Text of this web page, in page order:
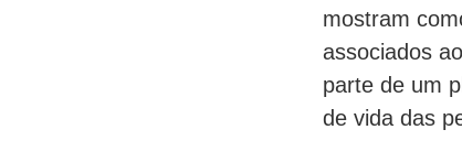
mostram
associados
parte de um
de vida das